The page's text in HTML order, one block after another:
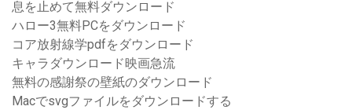
息を止めて無料ダウンロード
ハロー3無料PCをダウンロード
コア放射線学pdfをダウンロード
キャラダウンロード映画急流
無料の感謝祭の壁紙のダウンロード
Macでsvgファイルをダウンロードする